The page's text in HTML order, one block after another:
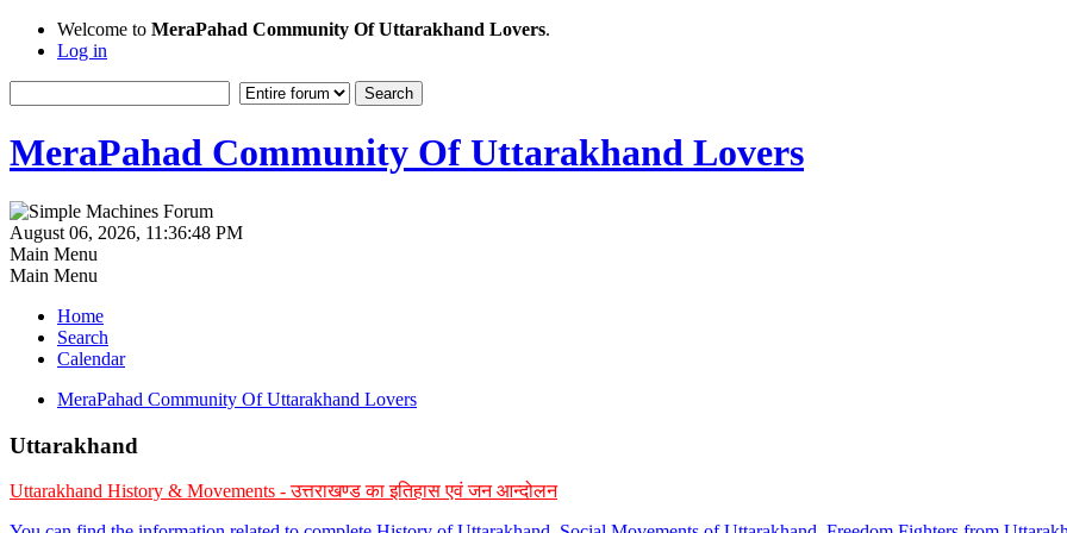
Welcome to MeraPahad Community Of Uttarakhand Lovers.
Log in
MeraPahad Community Of Uttarakhand Lovers
August 06, 2026, 11:36:48 PM
Main Menu
Main Menu
Home
Search
Calendar
MeraPahad Community Of Uttarakhand Lovers
Uttarakhand
Uttarakhand History & Movements - उत्तराखण्ड का इतिहास एवं जन आन्दोलन